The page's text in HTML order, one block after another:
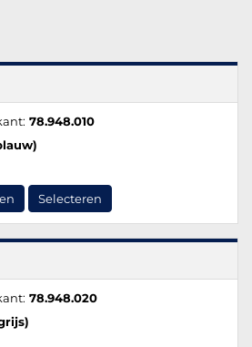
78.948.010
Selecteren
78.948.020